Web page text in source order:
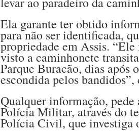
Ela garante ter obtido
para não ser identificada,
propriedade em Assis.
visto a caminhonete
Parque Buracão, dias após
escondida pelos bandidos”,
Qualquer informação, pede
Polícia Militar, através do
Polícia Civil, que investiga